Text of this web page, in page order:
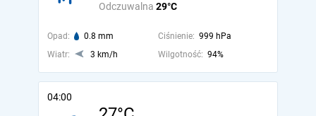
Odczuwalna 29°C
Opad: 0.8 mm Ciśnienie: 999 hPa
Wiatr:
3 km/h Wilgotność: 94%
04:00